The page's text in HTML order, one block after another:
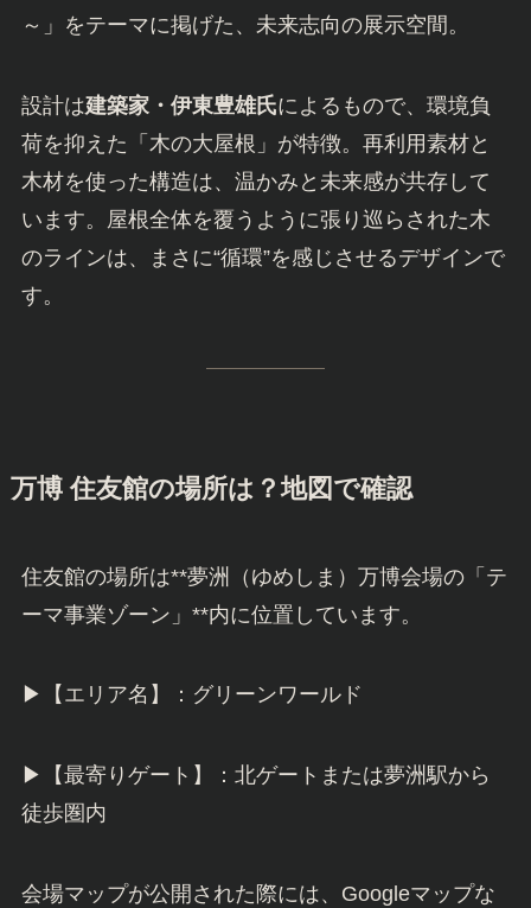
～」をテーマに掲げた、未来志向の展示空間。
設計は建築家・伊東豊雄氏によるもので、環境負
荷を抑えた「木の大屋根」が特徴。再利用素材と
木材を使った構造は、温かみと未来感が共存して
います。屋根全体を覆うように張り巡らされた木
のラインは、まさに“循環”を感じさせるデザインで
す。
万博 住友館の場所は？地図で確認
住友館の場所は**夢洲（ゆめしま）万博会場の「テ
ーマ事業ゾーン」**内に位置しています。
▶【エリア名】：グリーンワールド
▶【最寄りゲート】：北ゲートまたは夢洲駅から
徒歩圏内
会場マップが公開された際には、Googleマップな